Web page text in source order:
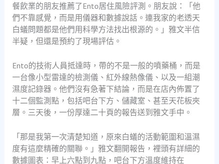
餐飲業的朋友推薦了Ento居住風險評測。朋友說：「他
們不靠感覺，而是用儀器和數據說話。連我家的老透天
白蟻問題都是他們用科學方法找出根源的。」雅文半信
半疑，但還是預約了現場評估。
Ento的技術人員抵達時，帶的不是一般的噴藥桶，而是
一台像小型雷達的檢測儀、紅外線熱像儀、以及一組潮
濕度記錄器。他們沒有急著下結論，而是在店內佈置了
十二個監測點，包括吧台下方、儲藏室、甚至天花板夾
層。三天後，一份厚達二十頁的報告送到雅文手中。
「那是我第一次清楚知道，原來白蟻的活動範圍和溫濕
度有這麼精確的關聯。」雅文翻開報告，裡頭有詳細的
數據圖表：早上六點到九點，吧台下方溫度維持在